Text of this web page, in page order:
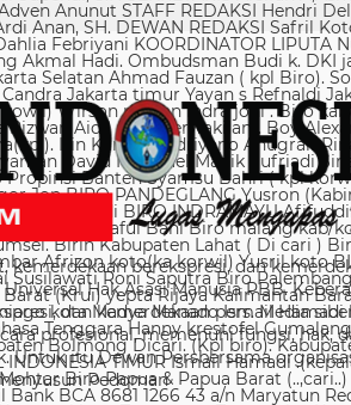
berekspresi, dan
Hak Asasi Manusia PBB.
dan kemerdekaan pers. Media
profesional, memenuhi fungsi, hak,
itu Dewan Persbersama
Pedoman